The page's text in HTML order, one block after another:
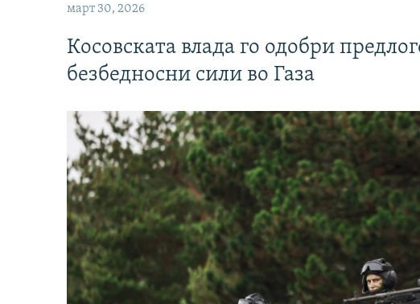
март 30, 2026
Косовската влада го одобри
безбедносни сили во Газа